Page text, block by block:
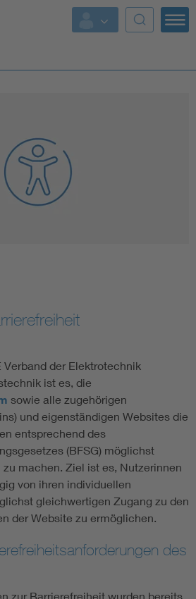
Verband der Elektrotechnik
ist es, die
sowie alle zugehörigen
und eigenständigen Websites die
entsprechend des
(BFSG) möglichst
machen. Ziel ist es, Nutzerinnen
von ihren individuellen
gleichwertigen Zugang zu den
der Website zu ermöglichen.
des
zur Barrierefreiheit wurden bereits